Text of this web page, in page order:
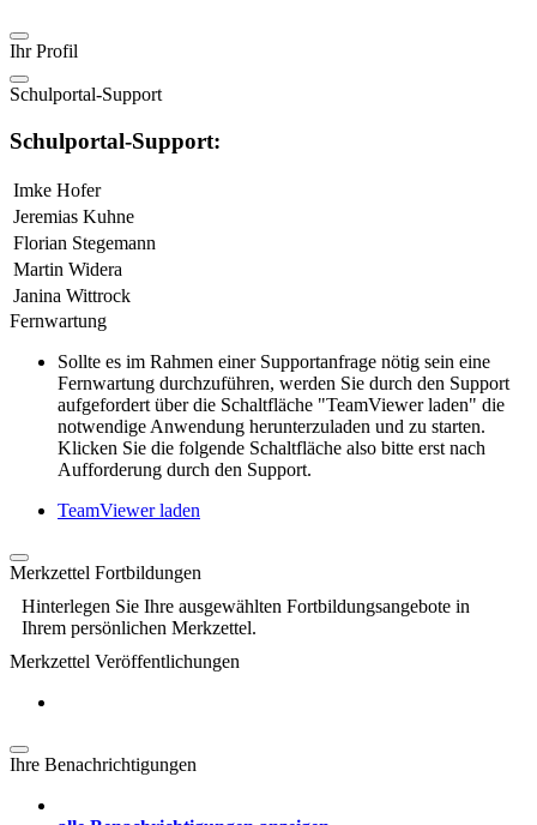
Ihr Profil
Schulportal-Support
Schulportal-Support:
Imke Hofer
Jeremias Kuhne
Florian Stegemann
Martin Widera
Janina Wittrock
Fernwartung
Sollte es im Rahmen einer Supportanfrage nötig sein eine
Fernwartung durchzuführen, werden Sie durch den Support
aufgefordert über die Schaltfläche "TeamViewer laden" die
notwendige Anwendung herunterzuladen und zu starten.
Klicken Sie die folgende Schaltfläche also bitte erst nach
Aufforderung durch den Support.
TeamViewer laden
Merkzettel Fortbildungen
Hinterlegen Sie Ihre ausgewählten Fortbildungsangebote in
Ihrem persönlichen Merkzettel.
Merkzettel Veröffentlichungen
Ihre Benachrichtigungen